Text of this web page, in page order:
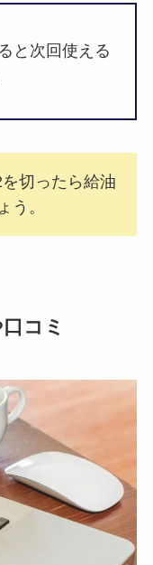
と次回使える
切ったら給油
う。
コミ